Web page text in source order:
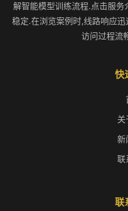
解智能模型训练流程.点击服
稳定.在浏览案例时,线路响应
访问过程流
快
关
新
联
联